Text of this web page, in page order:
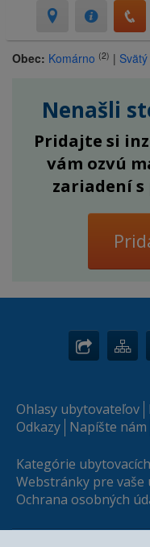
Obec: Komárno (2) |
Nenašli
Pridajte si
vám ozvú
zariadení
Ohlasy ubytovateľov
Odkazy Napíšte nám
Kategórie
Webstránky pre
Ochrana osobných